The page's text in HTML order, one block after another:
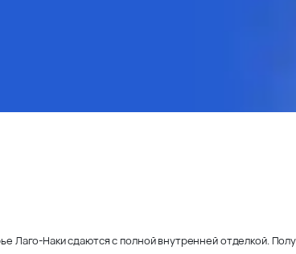
Лаго-Наки сдаются с полной внутренней отделкой.